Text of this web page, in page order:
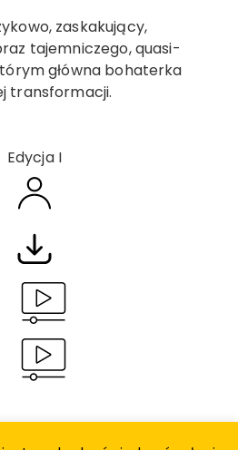
zaskakujący,
tajemniczego, quasi-
główna bohaterka
transformacji.
Edycja I